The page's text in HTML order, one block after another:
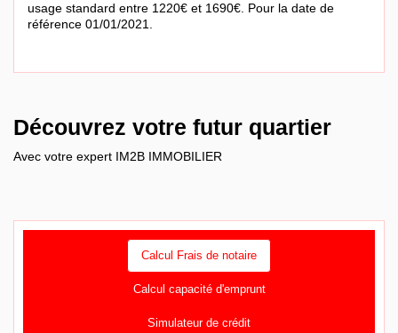
usage standard entre 1220€ et 1690€. Pour la date de
référence 01/01/2021.
Découvrez votre futur quartier
Avec votre expert IM2B IMMOBILIER
Calcul Frais de notaire
Calcul capacité d'emprunt
Simulateur de crédit